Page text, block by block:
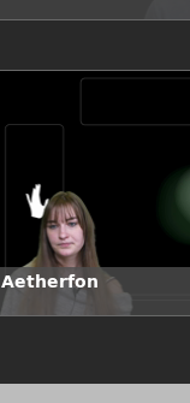
Aetherfon